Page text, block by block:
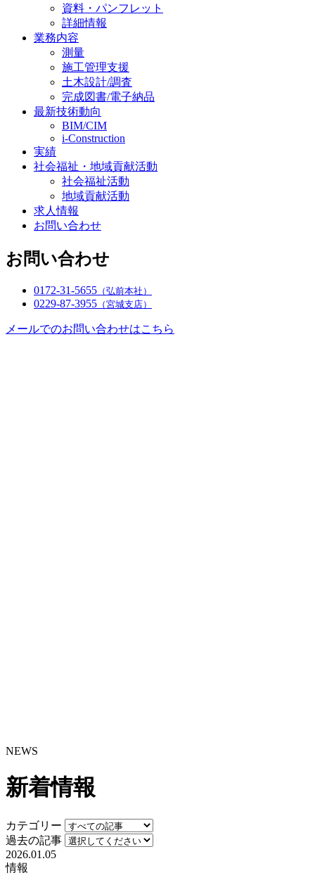
資料・パンフレット
詳細情報
業務内容
測量
施工管理支援
土木設計/調査
完成図書/電子納品
最新技術動向
BIM/CIM
i-Construction
実績
社会福祉・地域貢献活動
社会福祉活動
地域貢献活動
求人情報
お問い合わせ
お問い合わせ
0172-31-5655 （弘前本社）
0229-87-3955 （宮城支店）
メールでのお問い合わせはこちら
NEWS
新着情報
カテゴリー
過去の記事
2026.01.05
情報